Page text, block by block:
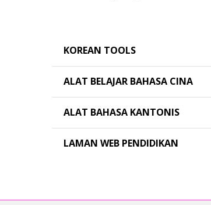
KOREAN TOOLS
ALAT BELAJAR BAHASA CINA
ALAT BAHASA KANTONIS
LAMAN WEB PENDIDIKAN